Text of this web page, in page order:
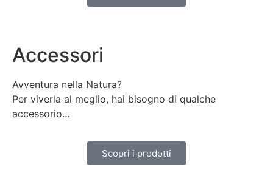
Accessori
Avventura nella Natura?
Per viverla al meglio, hai bisogno di qualche
accessorio…
Scopri i prodotti